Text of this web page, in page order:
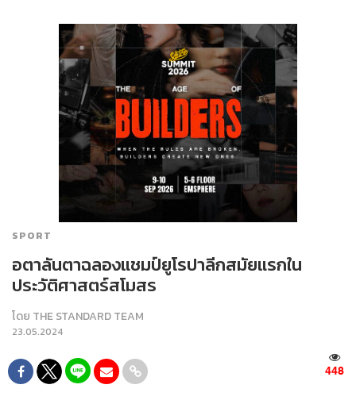
SPORT
อตาลันตาฉลองแชมป์ยูโรปาลีกสมัยแรกใน
ประวัติศาสตร์สโมสร
โดย THE STANDARD TEAM
23.05.2024
448